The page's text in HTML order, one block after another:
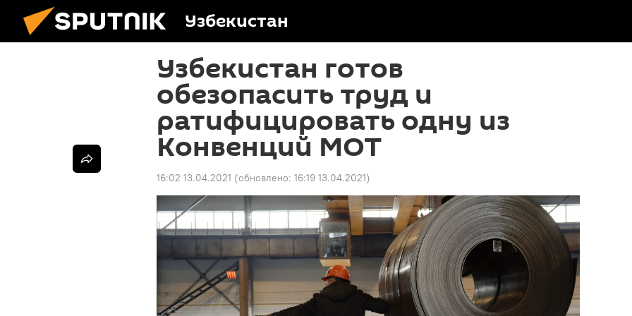
Узбекистан
Узбекистан готов
обезопасить труд и
ратифицировать одну из
Конвенций МОТ
16:02 13.04.2021 (обновлено: 16:19 13.04.2021)